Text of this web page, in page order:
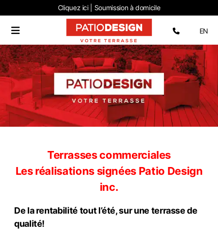
Cliquez ici | Soumissionà domicile
EN
Terrasses commerciales
Les réalisations signées Patio Design
inc.
De la rentabilité tout l’été, sur une terrasse de
qualité!